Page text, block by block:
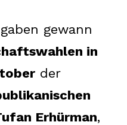
gewann
in
der
Erhürman,